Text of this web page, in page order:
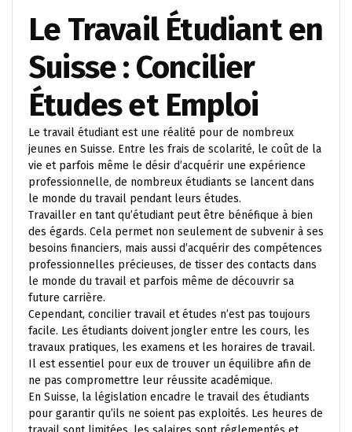
Le Travail Étudiant en
Suisse : Concilier
Études et Emploi
Le travail étudiant est une réalité pour de nombreux
jeunes en Suisse. Entre les frais de scolarité, le coût de la
vie et parfois même le désir d’acquérir une expérience
professionnelle, de nombreux étudiants se lancent dans
le monde du travail pendant leurs études.
Travailler en tant qu’étudiant peut être bénéfique à bien
des égards. Cela permet non seulement de subvenir à ses
besoins financiers, mais aussi d’acquérir des compétences
professionnelles précieuses, de tisser des contacts dans
le monde du travail et parfois même de découvrir sa
future carrière.
Cependant, concilier travail et études n’est pas toujours
facile. Les étudiants doivent jongler entre les cours, les
travaux pratiques, les examens et les horaires de travail.
Il est essentiel pour eux de trouver un équilibre afin de
ne pas compromettre leur réussite académique.
En Suisse, la législation encadre le travail des étudiants
pour garantir qu’ils ne soient pas exploités. Les heures de